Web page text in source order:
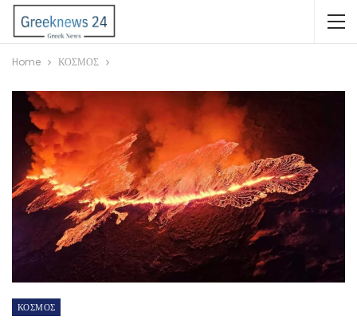
Home ΚΟΣΜΟΣ
ΚΟΣΜΟΣ